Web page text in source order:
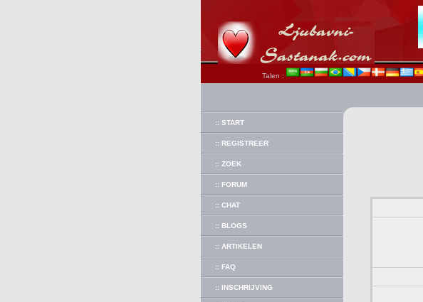
Talen :
:: START
:: REGISTREER
:: ZOEK
:: FORUM
:: CHAT
:: BLOGS
:: ARTIKELEN
:: FAQ
:: INSCHRIJVING